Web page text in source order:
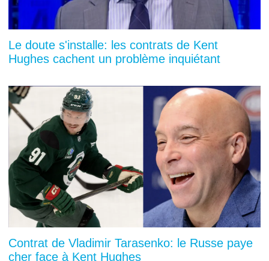
Le doute s'installe: les contrats de Kent
Hughes cachent un problème inquiétant
Contrat de Vladimir Tarasenko: le Russe paye
cher face à Kent Hughes